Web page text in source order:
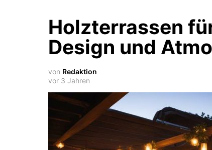
Holzterrassen
Design und
von Redaktion
vor 3 Jahren